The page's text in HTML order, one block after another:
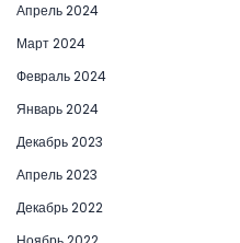
Апрель 2024
Март 2024
Февраль 2024
Январь 2024
Декабрь 2023
Апрель 2023
Декабрь 2022